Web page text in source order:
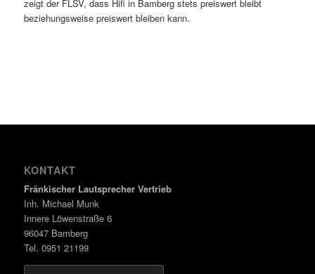
zeigt der FLSV, dass Hifi in Bamberg stets preiswert bleibt
beziehungsweise preiswert bleiben kann.
KONTAKT
Fränkischer Lautsprecher Vertrieb
Inh. Michael Munk
Innere Löwenstraße 6
96047 Bamberg
Tel. 0951 21199